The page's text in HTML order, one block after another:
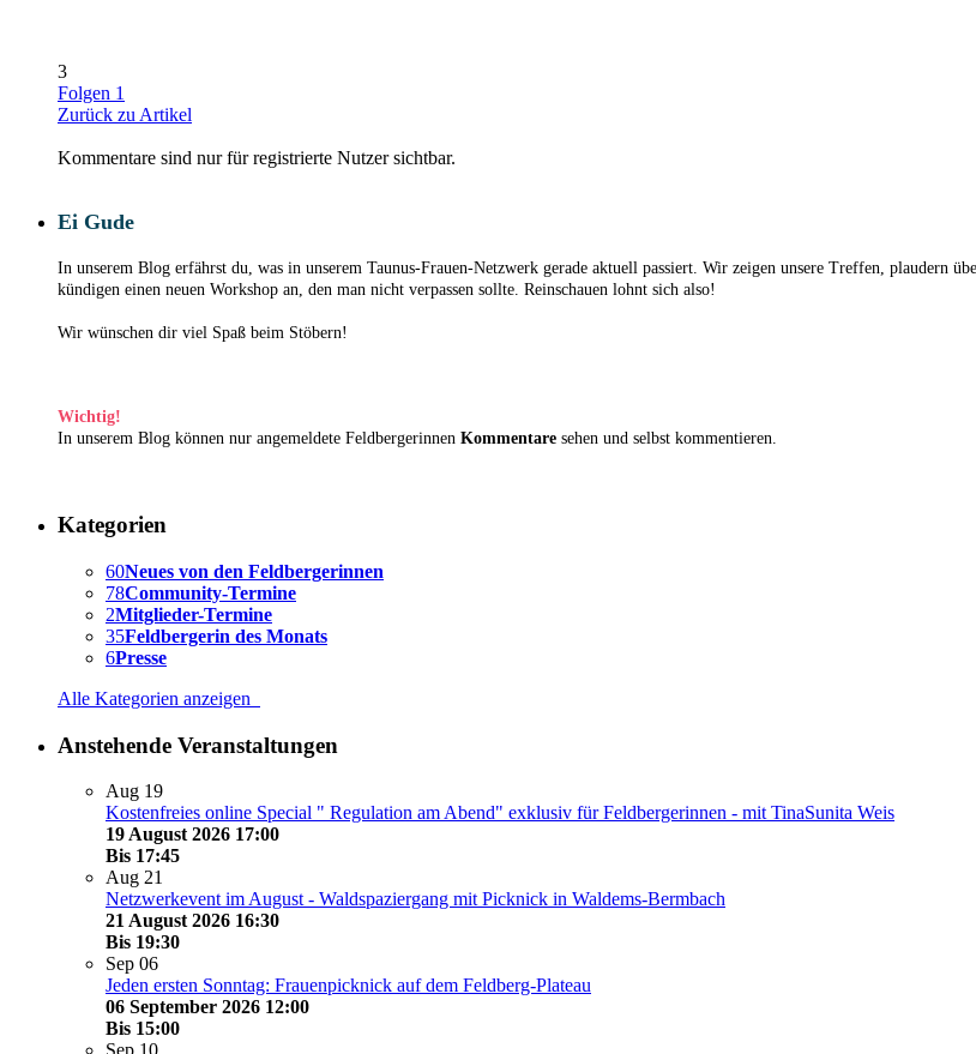
3
Folgen 1
Zurück zu Artikel
Kommentare sind nur für registrierte Nutzer sichtbar.
Ei Gude
In unserem Blog erfährst du, was in unserem Taunus-Frauen-Netzwerk gerade aktuell passiert. Wir zeigen unsere Treffen, plaudern
kündigen einen neuen Workshop an, den man nicht verpassen sollte. Reinschauen lohnt sich also!
Wir wünschen dir viel Spaß beim Stöbern!
Wichtig!
In unserem Blog können nur angemeldete Feldbergerinnen Kommentare sehen und selbst kommentieren.
Kategorien
60Neues von den Feldbergerinnen
78Community-Termine
2Mitglieder-Termine
35Feldbergerin des Monats
6Presse
Alle Kategorien anzeigen
Anstehende Veranstaltungen
Aug 19
Kostenfreies online Special " Regulation am Abend" exklusiv für Feldbergerinnen - mit TinaSunita Weis
19 August 2026 17:00
Bis 17:45
Aug 21
Netzwerkevent im August - Waldspaziergang mit Picknick in Waldems-Bermbach
21 August 2026 16:30
Bis 19:30
Sep 06
Jeden ersten Sonntag: Frauenpicknick auf dem Feldberg-Plateau
06 September 2026 12:00
Bis 15:00